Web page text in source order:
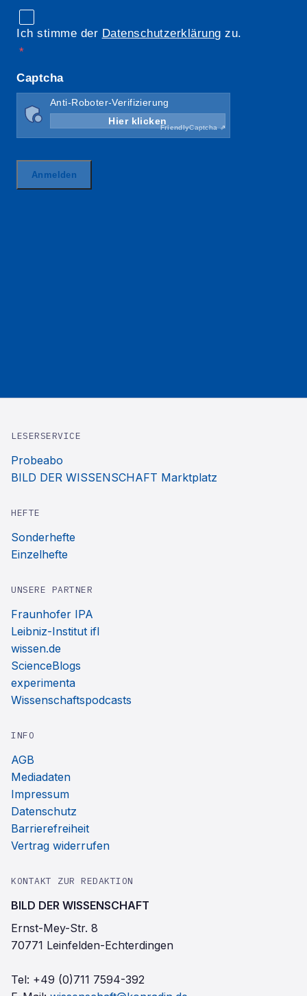
LESERSERVICE
Probeabo
BILD DER WISSENSCHAFT Marktplatz
HEFTE
Sonderhefte
Einzelhefte
UNSERE PARTNER
Fraunhofer IPA
Leibniz-Institut ifl
wissen.de
ScienceBlogs
experimenta
Wissenschaftspodcasts
INFO
AGB
Mediadaten
Impressum
Datenschutz
Barrierefreiheit
Vertrag widerrufen
KONTAKT ZUR REDAKTION
BILD DER WISSENSCHAFT
Ernst-Mey-Str. 8
70771 Leinfelden-Echterdingen
Tel: +49 (0)711 7594-392